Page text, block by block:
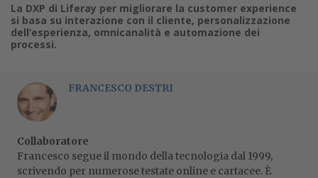
La DXP di Liferay per migliorare la customer experience
si basa su interazione con il cliente, personalizzazione
dell’esperienza, omnicanalità e automazione dei
processi.
FRANCESCO DESTRI
Collaboratore
Francesco segue il mondo della tecnologia dal 1999,
scrivendo per numerose testate online e cartacee. È